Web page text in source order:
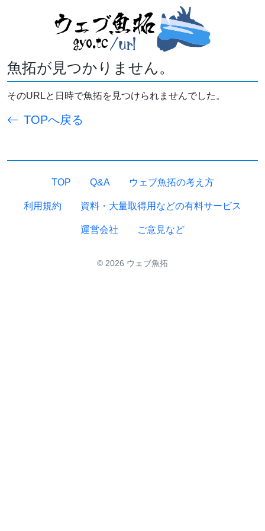
魚拓が見つかりません。
そのURLと日時で魚拓を見つけられませんでした。
TOPへ戻る
TOP Q&A ウェブ魚拓の考え方
利用規約 資料・大量取得用などの有料サービス
運営会社 ご意見など
© 2026 ウェブ魚拓